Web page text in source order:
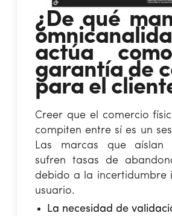
¿De qué
actúa
garantía de
para el
Creer que el comercio
compiten entre sí es un
Las marcas que aíslan
sufren tasas de
debido a la incertidumbre
usuario.
La necesidad de